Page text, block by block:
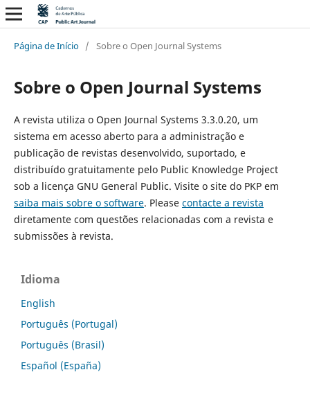
Página de Início / Sobre o Open Journal Systems
Sobre o Open Journal Systems
A revista utiliza o Open Journal Systems 3.3.0.20, um
sistema em acesso aberto para a administração e
publicação de revistas desenvolvido, suportado, e
distribuído gratuitamente pelo Public Knowledge Project
sob a licença GNU General Public. Visite o site do PKP em
saiba mais sobre o software. Please contacte a revista
diretamente com questões relacionadas com a revista e
submissões à revista.
Idioma
English
Português (Portugal)
Português (Brasil)
Español (España)